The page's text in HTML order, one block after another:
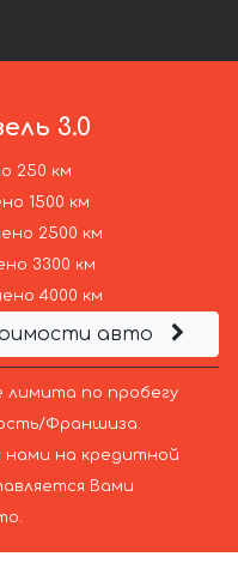
3.0
250 км
1500 км
2500 км
3300 км
4000 км
авто
лимита по пробегу
Франшиза.
нами на кредитной
Вами